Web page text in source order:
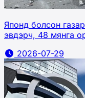
Японд болсон
эвдэрч, 48 мянга
2026-07-29